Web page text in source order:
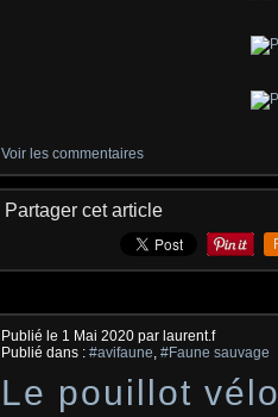
Voir les commentaires
Partager cet article
Publié le 1 Mai 2020 par laurent.f
Publié dans : #avifaune, #Faune sauvage
Le pouillot